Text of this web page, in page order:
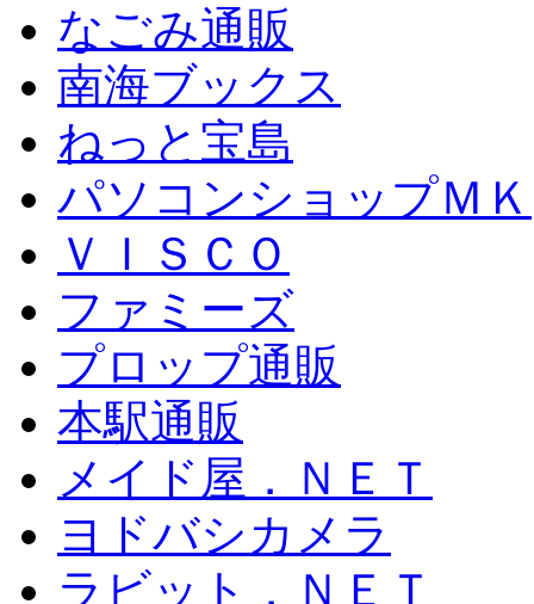
なごみ通販
南海ブックス
ねっと宝島
パソコンショップＭＫ
ＶＩＳＣＯ
ファミーズ
プロップ通販
本駅通販
メイド屋．ＮＥＴ
ヨドバシカメラ
ラビット．ＮＥＴ